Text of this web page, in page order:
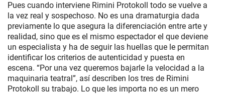
Pues cuando interviene Rimini Protokoll todo se vuelve a
la vez real y sospechoso. No es una dramaturgia dada
previamente lo que asegura la diferenciación entre arte y
realidad, sino que es el mismo espectador el que deviene
un especialista y ha de seguir las huellas que le permitan
identificar los criterios de autenticidad y puesta en
escena. “Por una vez queremos bajarle la velocidad a la
maquinaria teatral”, así describen los tres de Rimini
Protokoll su trabajo. Lo que les importa no es un mero